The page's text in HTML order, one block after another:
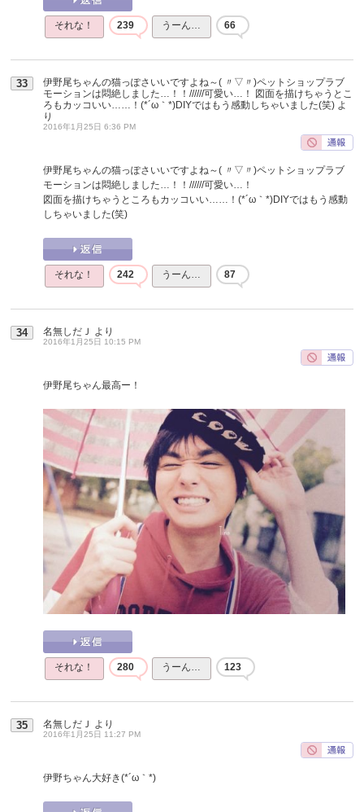
それな！ 239 うーん… 66
33
伊野尾ちゃんの猫っぽさいいですよね～( 〃▽〃)ペットショップラブ
モーションは悶絶しました…！！//////可愛い…！ 図面を描けちゃうとこ
ろもカッコいい……！(*´ω｀*)DIYではもう感動しちゃいました(笑) よ
り
2016年1月25日 6:36 PM
伊野尾ちゃんの猫っぽさいいですよね～( 〃▽〃)ペットショップラブ
モーションは悶絶しました…！！//////可愛い…！
図面を描けちゃうところもカッコいい……！(*´ω｀*)DIYではもう感動
しちゃいました(笑)
それな！ 242 うーん… 87
34 名無しだＪ より
2016年1月25日 10:15 PM
伊野尾ちゃん最高ー！
それな！ 280 うーん… 123
35 名無しだＪ より
2016年1月25日 11:27 PM
伊野ちゃん大好き(*´ω｀*)